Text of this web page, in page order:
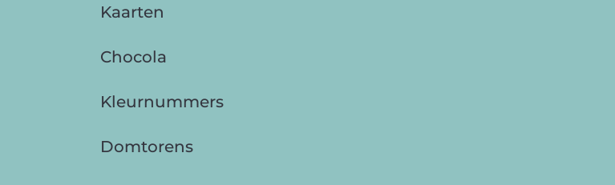
Kaarten
Chocola
Kleurnummers
Domtorens